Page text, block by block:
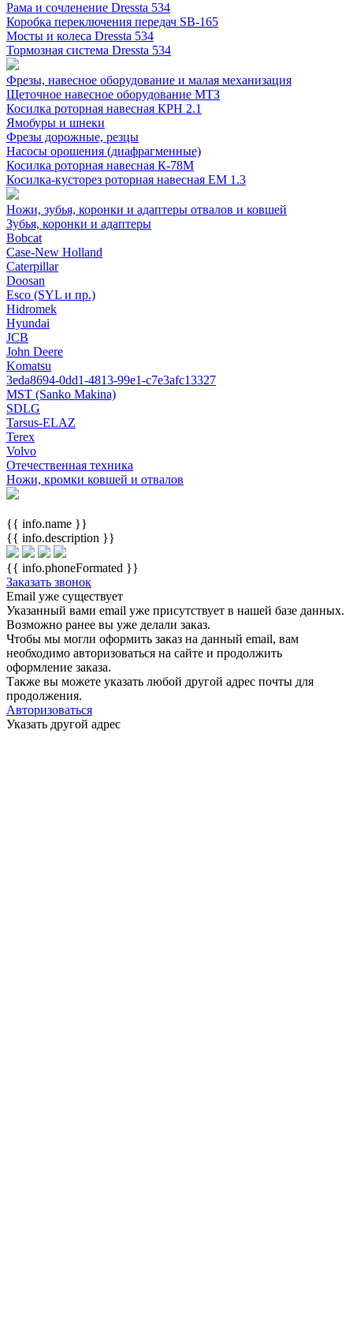
Рама и сочленение Dressta 534
Коробка переключения передач SB-165
Мосты и колеса Dressta 534
Тормозная система Dressta 534
Фрезы, навесное оборудование и малая механизация
Щеточное навесное оборудование МТЗ
Косилка роторная навесная КРН 2.1
Ямобуры и шнеки
Фрезы дорожные, резцы
Насосы орошения (диафрагменные)
Косилка роторная навесная К-78М
Косилка-кусторез роторная навесная ЕМ 1.3
Ножи, зубья, коронки и адаптеры отвалов и ковшей
Зубья, коронки и адаптеры
Bobcat
Case-New Holland
Caterpillar
Doosan
Esco (SYL и пр.)
Hidromek
Hyundai
JCB
John Deere
Komatsu
3eda8694-0dd1-4813-99e1-c7e3afc13327
MST (Sanko Makina)
SDLG
Tarsus-ELAZ
Terex
Volvo
Отечественная техника
Ножи, кромки ковшей и отвалов
{{ info.name }}
{{ info.description }}
{{ info.phoneFormated }}
Заказать звонок
Email уже существует
Указанный вами email уже присутствует в нашей базе данных.
Возможно ранее вы уже делали заказ.
Чтобы мы могли оформить заказ на данный email, вам
необходимо авторизоваться на сайте и продолжить
оформление заказа.
Также вы можете указать любой другой адрес почты для
продолжения.
Авторизоваться
Указать другой адрес